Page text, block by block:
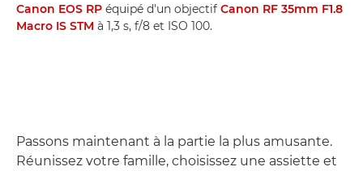
Canon EOS RP équipé d'un objectif Canon RF 35mm F1.8
Macro IS STM à 1,3 s, f/8 et ISO 100.
Passons maintenant à la partie la plus amusante.
Réunissez votre famille, choisissez une assiette et